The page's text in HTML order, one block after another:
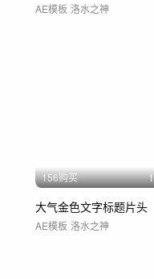
AE模板 洛水之神
156购买
大气金色文字标题片头
AE模板 洛水之神